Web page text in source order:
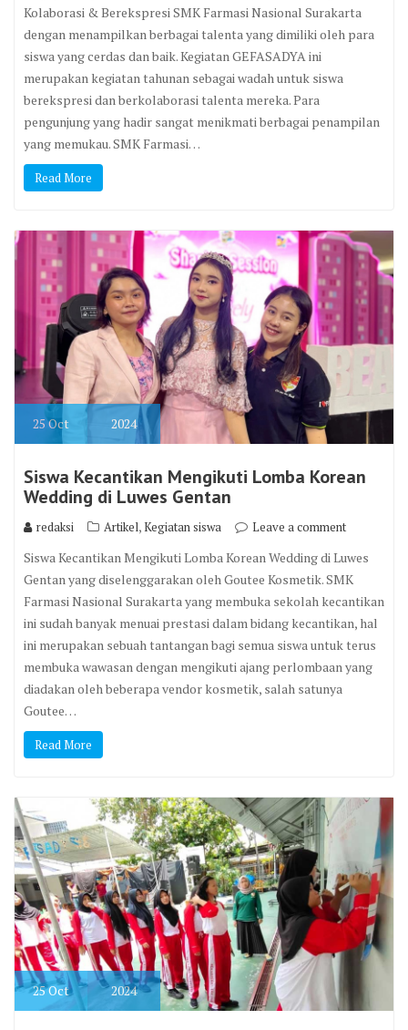
Kolaborasi & Berekspresi SMK Farmasi Nasional Surakarta
dengan menampilkan berbagai talenta yang dimiliki oleh para
siswa yang cerdas dan baik. Kegiatan GEFASADYA ini
merupakan kegiatan tahunan sebagai wadah untuk siswa
berekspresi dan berkolaborasi talenta mereka. Para
pengunjung yang hadir sangat menikmati berbagai penampilan
yang memukau. SMK Farmasi…
Read More
25Oct 2024
Siswa Kecantikan Mengikuti Lomba Korean
Wedding di Luwes Gentan
redaksi Artikel,Kegiatan siswa Leave a comment
Siswa Kecantikan Mengikuti Lomba Korean Wedding di Luwes
Gentan yang diselenggarakan oleh Goutee Kosmetik. SMK
Farmasi Nasional Surakarta yang membuka sekolah kecantikan
ini sudah banyak menuai prestasi dalam bidang kecantikan, hal
ini merupakan sebuah tantangan bagi semua siswa untuk terus
membuka wawasan dengan mengikuti ajang perlombaan yang
diadakan oleh beberapa vendor kosmetik, salah satunya
Goutee…
Read More
25Oct 2024